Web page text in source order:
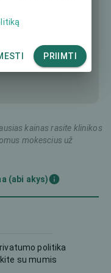
kainas rasite klinikos
mokescius už
(abi akys)
politika
su mumis
PRIIMTI